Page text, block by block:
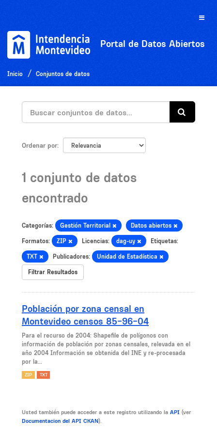
Toggle
Portal de Datos Abiertos
Inicio Conjuntos de datos
Ordenar por
1 conjunto de datos
encontrado
Categorías: Gestión Territorial Datos abiertos
Formatos: ZIP Licencias: dag-uy Etiquetas:
TXT Publicadores: Unidad de Estadística
Filtrar Resultados
Población por zona censal en
Montevideo censos 85-96-04
Para el recurso de 2004: Shapefile de polígonos con
información de población por zonas censales, relevada en el
año 2004 Información se obtenida del INE y re-procesada
por la...
ZIP TXT
Usted también puede acceder a este registro utilizando la API (ver
Documentacion del API CKAN).